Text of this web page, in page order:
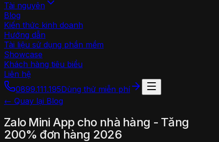
Tài nguyên
Blog
Kiến thức kinh doanh
Hướng dẫn
Tài liệu sử dụng phần mềm
Showcase
Khách hàng tiêu biểu
Liên hệ
0899.111.195Dùng thử miễn phí
← Quay lại Blog
Zalo Mini App cho nhà hàng - Tăng
200% đơn hàng 2026